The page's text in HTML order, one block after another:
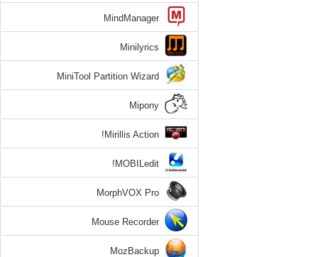
MindManager
Minilyrics
MiniTool Partition Wizard
Mipony
Mirillis Action!
MOBILedit!
MorphVOX Pro
Mouse Recorder
MozBackup